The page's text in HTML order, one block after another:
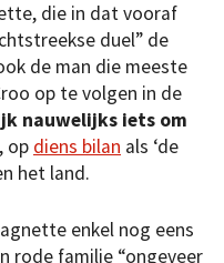
die in dat vooraf
duel” de
de man die meeste
op te volgen in de
nauwelijks iets om
, op diens bilan als ‘de
het land.
enkel nog eens
rode familie “ongeveer